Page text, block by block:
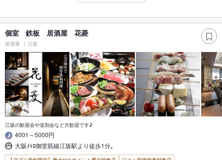
個室 鉄板 居酒屋 花菱
居酒屋 江坂
江坂の歓迎会や送別会など大歓迎です♪
4001～5000円
大阪ﾒﾄﾛ御堂筋線江坂駅より徒歩1分｡